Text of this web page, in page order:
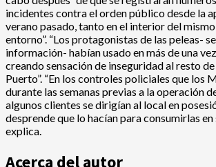
incidentes contra el orden público desde la
verano pasado, tanto en el interior del
entorno”. “Los protagonistas de las peleas-
información- habían usado en más de una
creando sensación de inseguridad al resto
Puerto”. “En los controles policiales que los
durante las semanas previas a la operación
algunos clientes se dirigían al local en
desprende que lo hacían para consumirlas en
explica.
Acerca del autor